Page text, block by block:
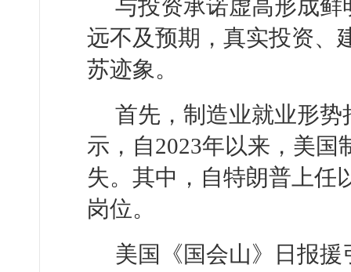
与投资承诺虚高形成
远不及预期，真实投资、
苏迹象。
首先，制造业就业形
示，自2023年以来，美国
失。其中，自特朗普上任
岗位。
美国《国会山》日报